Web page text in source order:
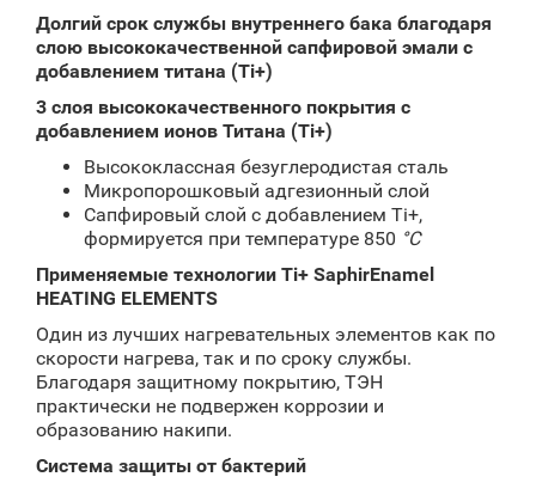
Долгий срок службы внутреннего бака благодаря
слою высококачественной сапфировой эмали с
добавлением титана (Ti+)
3 слоя высококачественного покрытия с
добавлением ионов Титана (Ti+)
Высококлассная безуглеродистая сталь
Микропорошковый адгезионный слой
Сапфировый слой с добавлением Ti+,
формируется при температуре 850 °С
Применяемые технологии Ti+ SaphirEnamel
HEATING ELEMENTS
Один из лучших нагревательных элементов как по
скорости нагрева, так и по сроку службы.
Благодаря защитному покрытию, ТЭН
практически не подвержен коррозии и
образованию накипи.
Система защиты от бактерий